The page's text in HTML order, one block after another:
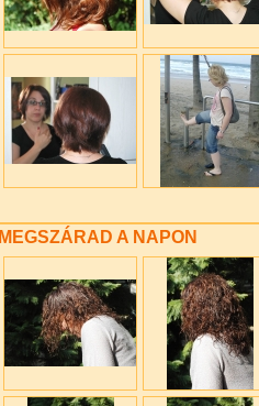
MEGSZÁRAD A NAPON